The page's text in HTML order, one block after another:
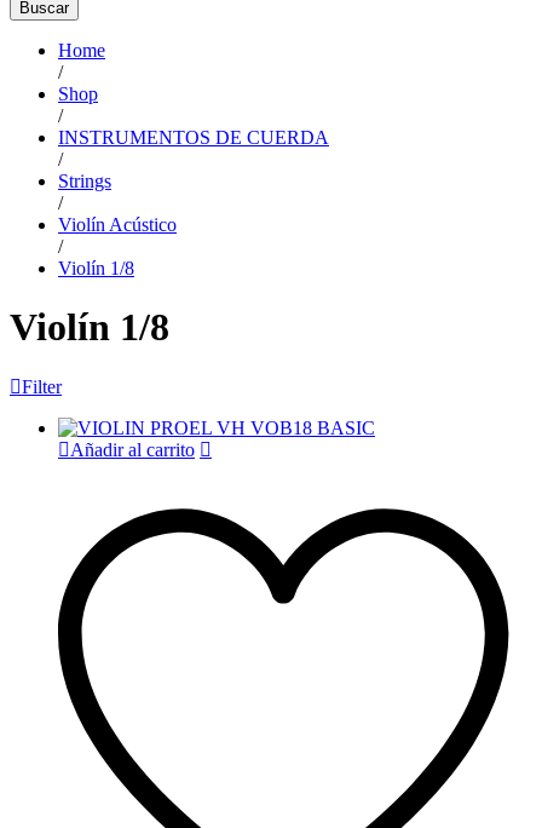
Buscar
Home
/
Shop
/
INSTRUMENTOS DE CUERDA
/
Strings
/
Violín Acústico
/
Violín 1/8
Violín 1/8
Filter
Añadir al carrito